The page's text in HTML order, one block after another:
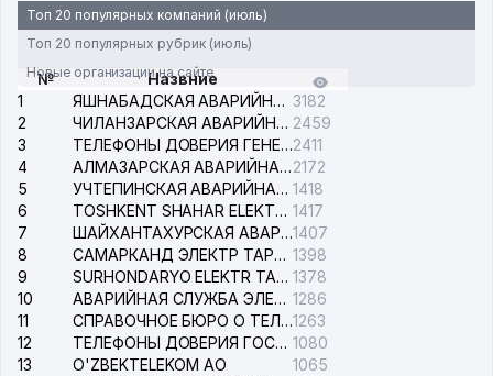
Топ 20 популярных компаний (июль)
Топ 20 популярных рубрик (июль)
Новые организации на сайте
№
Назвние
1
ЯШНАБАДСКАЯ АВАРИЙНАЯ СЛУЖБА ЭЛЕКТРОСЕТИ 3182
2
ЧИЛАНЗАРСКАЯ АВАРИЙНАЯ СЛУЖБА ЭЛЕКТРОСЕТИ 2459
3
ТЕЛЕФОНЫ ДОВЕРИЯ ГЕНЕРАЛЬНОЙ ПРОКУРАТУРЫ РЕСПУБЛИКИ УЗБЕКИСТАН2411
4
АЛМАЗАРСКАЯ АВАРИЙНАЯ СЛУЖБА ЭЛЕКТРОСЕТИ2172
5
УЧТЕПИНСКАЯ АВАРИЙНАЯ СЛУЖБА ЭЛЕКТРОСЕТИ 1418
6
TOSHKENT SHAHAR ELEKTR TARMOQLARI KORXONASI АО 1417
7
ШАЙХАНТАХУРСКАЯ АВАРИЙНАЯ СЛУЖБА ЭЛЕКТРОСЕТИ1407
8
САМАРКАНД ЭЛЕКТР ТАРМОКЛАРИ АО 1398
9
SURHONDARYO ELEKTR TARMOKLARI АО 1378
10
АВАРИЙНАЯ СЛУЖБА ЭЛЕКТРОСЕТИ ТАШКЕНТСКОГО РАЙОНА 1286
11
СПРАВОЧНОЕ БЮРО О ТЕЛЕФОНАХ ОРГАНИЗАЦИЙ г. ТАШКЕНТА1263
12
ТЕЛЕФОНЫ ДОВЕРИЯ ГОСУДАРСТВЕННОГО ЦЕНТРА ТЕСТИРОВАНИЯ 1080
13
O'ZBEKTELEKOM АО
1065